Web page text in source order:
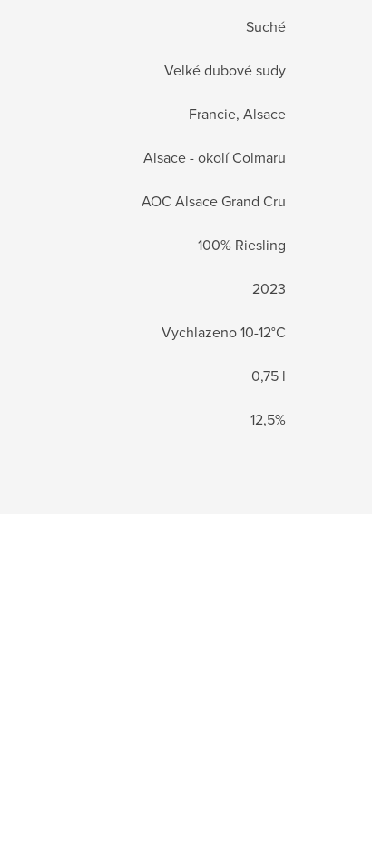
Suché
Velké dubové sudy
Francie, Alsace
Alsace - okolí Colmaru
AOC Alsace Grand Cru
100% Riesling
2023
Vychlazeno 10-12°C
0,75 l
12,5%